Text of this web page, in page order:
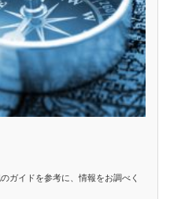
ガイドを参考に、情報をお調べく